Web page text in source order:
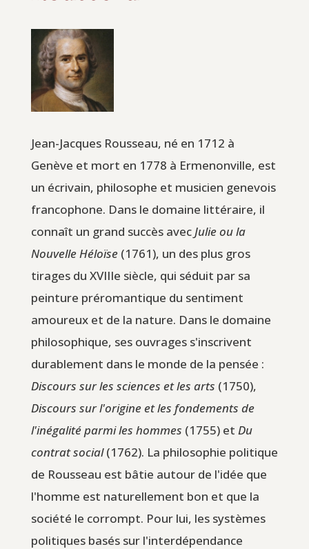
Jean-Jacques Rousseau, né en 1712 à
Genève et mort en 1778 à Ermenonville, est
un écrivain, philosophe et musicien genevois
francophone. Dans le domaine littéraire, il
connaît un grand succès avecJulie ou la
Nouvelle Héloïse(1761), un des plus gros
tirages du XVIIIe siècle, qui séduit par sa
peinture préromantique du sentiment
amoureux et de la nature. Dans le domaine
philosophique, ses ouvrages s'inscrivent
durablement dans le monde de la pensée :
Discours sur les sciences et les arts (1750),
Discours sur l'origine et les fondements de
l'inégalité parmi les hommes (1755) et Du
contrat social(1762). La philosophie politique
de Rousseau est bâtie autour de l'idée que
l'homme est naturellement bon et que la
société le corrompt. Pour lui, les systèmes
politiques basés sur l'interdépendance